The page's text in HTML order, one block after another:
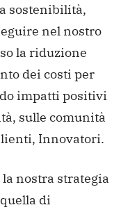
sostenibilità,
nel nostro
la riduzione
dei costi per
impatti positivi
sulle comunità
Innovatori.
nostra strategia
di